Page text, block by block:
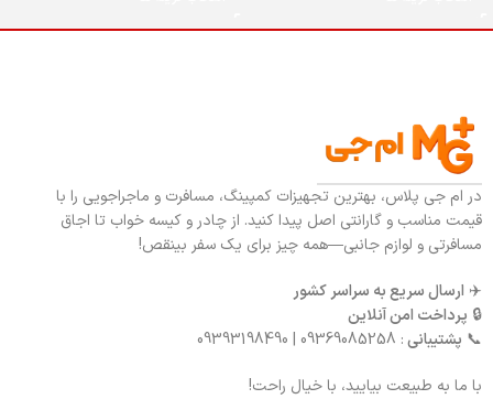
در ام جی پلاس، بهترین تجهیزات کمپینگ، مسافرت و ماجراجویی را با
قیمت مناسب و گارانتی اصل پیدا کنید. از چادر و کیسه خواب تا اجاق
مسافرتی و لوازم جانبی—همه چیز برای یک سفر بینقص!
✈️ ارسال سریع به سراسر کشور
🔒 پرداخت امن آنلاین
📞 پشتیبانی: 09369085258 | 09393198490
با ما به طبیعت بیایید، با خیال راحت!